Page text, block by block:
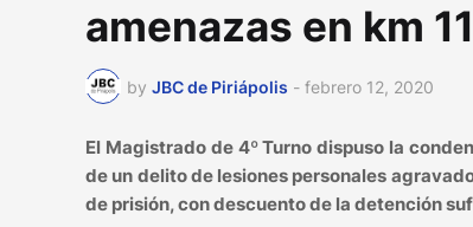
amenazas en km
by JBC de Piriápolis - febrero 12, 2020
El Magistrado de 4º Turno dispuso la
de un delito de lesiones personales
de prisión, con descuento de la detención